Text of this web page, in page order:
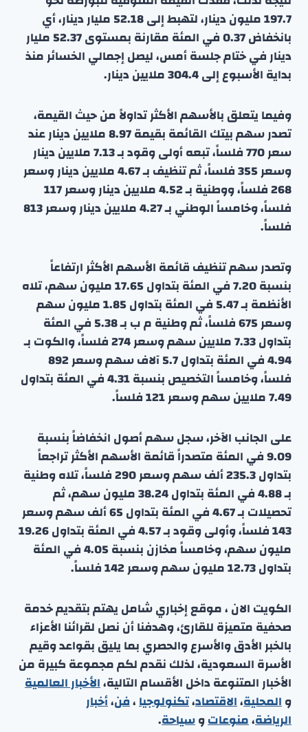
197.7 مليون دينار، لتهبط إلى 52.18 مليار دينار، أي
بانخفاض 0.37 في المئة مقارنة بمستوى 52.37 مليار
دينار في ختام جلسة أمس، ليصل إجمالي الخسائر منذ
بداية الأسبوع إلى 304.4 ملايين دينار.
وفيما يتعلق بالأسهم الأكثر تداولاً من حيث القيمة،
تصدر سهم بيتك القائمة بقيمة 8.97 ملايين دينار عند
سعر 770 فلساً، تبعه أولى وقود بـ 7.13 ملايين دينار
وسعر 355 فلساً، ثم تنظيف بـ 4.67 ملايين دينار وسعر
268 فلساً، ووطنية بـ 4.52 ملايين دينار وسعر 117
فلساً، وخامساً الوطني بـ 4.27 ملايين دينار وسعر 813
فلساً.
وتصدر سهم تنظيف قائمة الأسهم الأكثر ارتفاعاً
بنسبة 7.20 في المئة بتداول 17.65 مليون سهم، تلاه
الأنظمة بـ 5.47 في المئة بتداول 1.85 مليون سهم
وسعر 675 فلساً، ثم وطنية م ب بـ 5.38 في المئة
بتداول 7.33 ملايين سهم وسعر 274 فلساً، والكوت بـ
4.94 في المئة بتداول 5.7 آلاف سهم وسعر 892
فلساً، وخامساً التخصيص بنسبة 4.31 في المئة بتداول
7.49 ملايين سهم وسعر 121 فلساً.
على الجانب الآخر، سجل سهم أصول انخفاضاً بنسبة
9.09 في المئة متصدراً قائمة الأسهم الأكثر تراجعاً
بتداول 235.3 ألف سهم وسعر 290 فلساً، تلاه وطنية
بـ 4.88 في المئة بتداول 38.24 مليون سهم، ثم
تحصيلات بـ 4.67 في المئة بتداول 65 ألف سهم وسعر
143 فلساً، وأولى وقود بـ 4.57 في المئة بتداول 19.26
مليون سهم، وخامساً مخازن بنسبة 4.05 في المئة
بتداول 12.73 مليون سهم وسعر 142 فلساً.
الكويت الان ، موقع إخباري شامل يهتم بتقديم خدمة
صحفية متميزة للقارئ، وهدفنا أن نصل لقرائنا الأعزاء
بالخبر الأدق والأسرع والحصري بما يليق بقواعد وقيم
الأسرة السعودية، لذلك نقدم لكم مجموعة كبيرة من
الأخبار المتنوعة داخل الأقسام التالية،الأخبار العالمية
والمحلية،الاقتصاد،تكنولوجيا،فن،أخبار
الرياضة،منوعاتوسياحة.